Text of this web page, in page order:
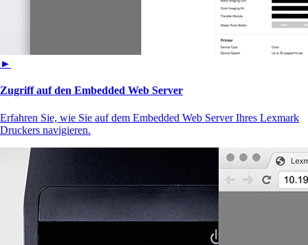
►
Zugriff auf den Embedded Web Server
Erfahren Sie, wie Sie auf dem Embedded Web Server Ihres Lexmark
Druckers navigieren.